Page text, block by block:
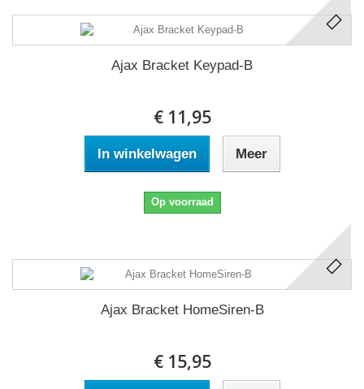
Ajax Bracket Keypad-B
€ 11,95
In winkelwagen Meer
Op voorraad
Ajax Bracket HomeSiren-B
€ 15,95